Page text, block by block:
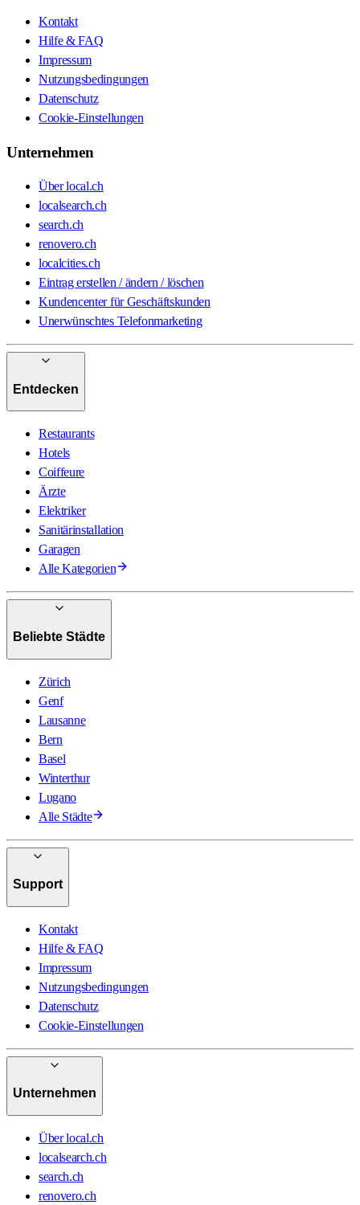
Kontakt
Hilfe & FAQ
Impressum
Nutzungsbedingungen
Datenschutz
Cookie-Einstellungen
Unternehmen
Über local.ch
localsearch.ch
search.ch
renovero.ch
localcities.ch
Eintrag erstellen / ändern / löschen
Kundencenter für Geschäftskunden
Unerwünschtes Telefonmarketing
Entdecken
Restaurants
Hotels
Coiffeure
Ärzte
Elektriker
Sanitärinstallation
Garagen
Alle Kategorien
Beliebte Städte
Zürich
Genf
Lausanne
Bern
Basel
Winterthur
Lugano
Alle Städte
Support
Kontakt
Hilfe & FAQ
Impressum
Nutzungsbedingungen
Datenschutz
Cookie-Einstellungen
Unternehmen
Über local.ch
localsearch.ch
search.ch
renovero.ch